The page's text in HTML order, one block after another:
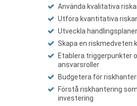
Använda kvalitativa
Utföra kvantitativa
Utveckla
Skapa en riskmedveten
Etablera triggerpunkter
ansvarsroller
Budgetera för
Förstå riskhantering
investering